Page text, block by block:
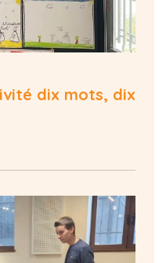
dix mots, dix